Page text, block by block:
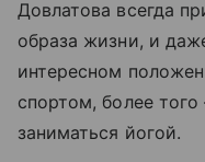
Довлатова всегда
образа жизни, и
интересном
спортом, более
заниматься йогой.